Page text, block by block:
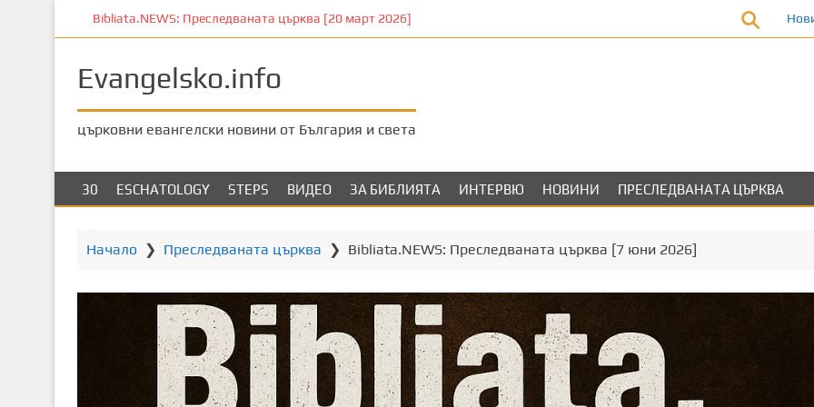
к
Bibliata.NEWS: Преследваната църква [20 март 2026]
Evangelsko.info
църковни евангелски новини от България и света
30 ESCHATOLOGY STEPS ВИДЕО ЗА БИБЛИЯТА ИНТЕРВЮ НОВИНИ ПРЕСЛЕДВАНАТА ЦЪРКВА
Начало ❯ Преследваната църква ❯ Bibliata.NEWS: Преследваната църква [7 юни 2026]